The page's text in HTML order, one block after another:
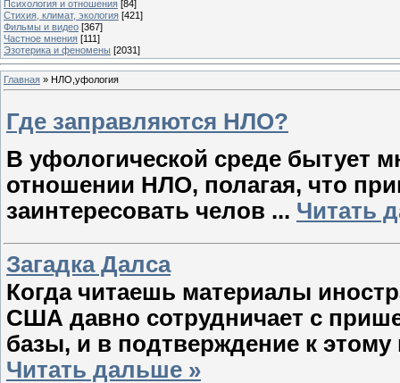
Психология и отношения [84]
Стихия, климат, экология [421]
Фильмы и видео [367]
Частное мнения [111]
Эзотерика и феномены [2031]
Главная » НЛО,уфология
Где заправляются НЛО?
В уфологической среде бытует
отношении НЛО, полагая, что
заинтересовать челов ... Читать
Загадка Далса
Когда читаешь материалы
США давно сотрудничает с
базы, и в подтверждение к
Читать дальше »